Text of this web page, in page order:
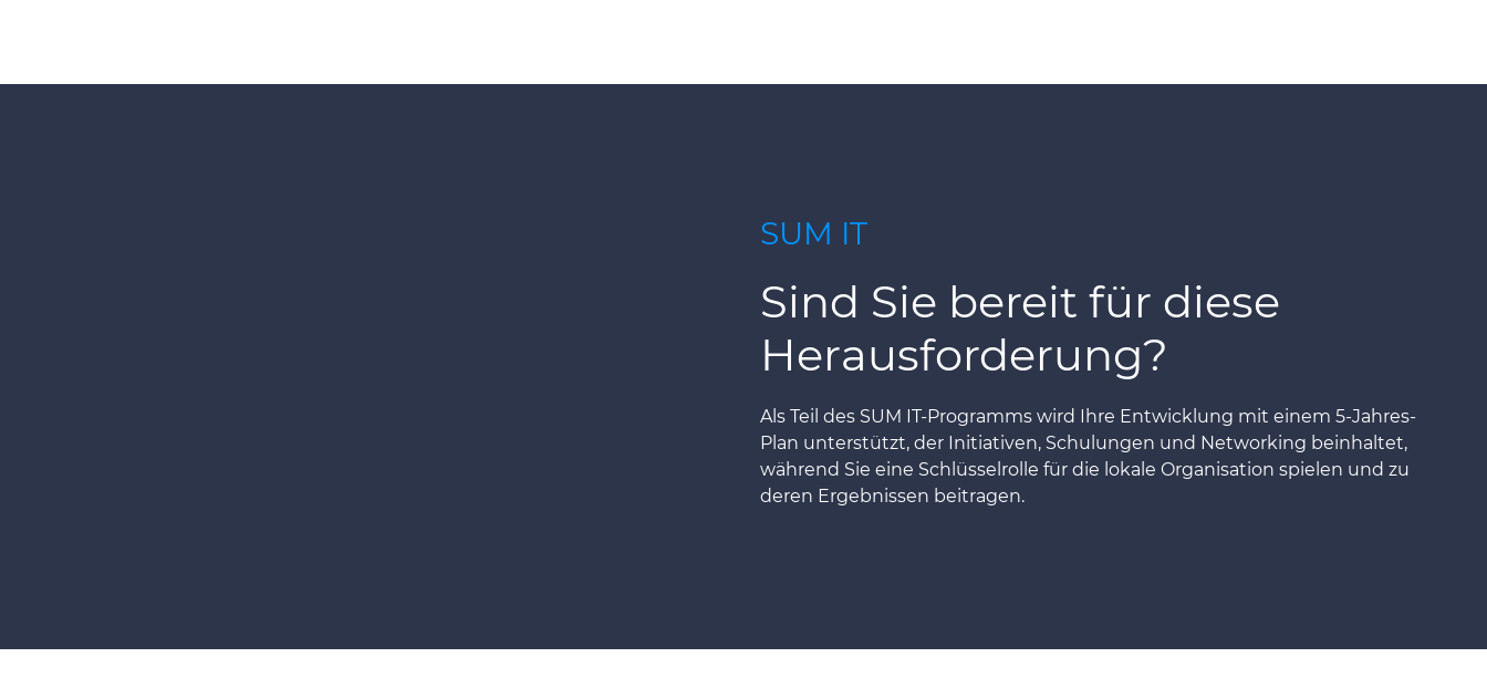
SUM IT
Sind Sie bereit für diese
Herausforderung?
Als Teil des SUM IT-Programms wird Ihre Entwicklung mit einem 5-Jahres-
Plan unterstützt, der Initiativen, Schulungen und Networking beinhaltet,
während Sie eine Schlüsselrolle für die lokale Organisation spielen und zu
deren Ergebnissen beitragen.